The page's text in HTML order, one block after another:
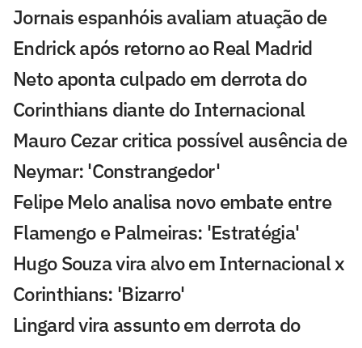
Jornais espanhóis avaliam atuação de
Endrick após retorno ao Real Madrid
Neto aponta culpado em derrota do
Corinthians diante do Internacional
Mauro Cezar critica possível ausência de
Neymar: 'Constrangedor'
Felipe Melo analisa novo embate entre
Flamengo e Palmeiras: 'Estratégia'
Hugo Souza vira alvo em Internacional x
Corinthians: 'Bizarro'
Lingard vira assunto em derrota do